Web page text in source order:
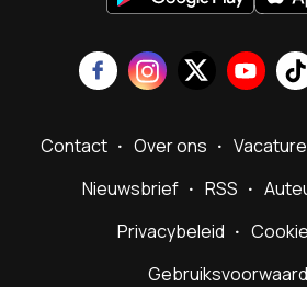
Contact Over ons
Nieuwsbrief
RSS
Privacybeleid